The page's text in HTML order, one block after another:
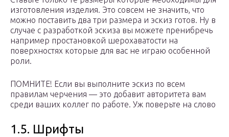
изготовления изделия. Это совсем не значить, что
можно поставить два три размера и эскиз готов. Ну в
случае с разработкой эскиза вы можете пренибречь
например простановкой шерохаватости на
поверхностях которые для вас не играю особенной
роли.
ПОМНИТЕ! Если вы выполните эскиз по всем
правилам черчения — это добавит авторитета вам
среди ваших коллег по работе. Уж поверьте на слово
1.5. Шрифты